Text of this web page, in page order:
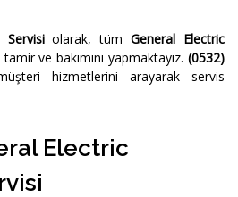
Servisiolarak, tümGeneral Electric
ve bakımını yapmaktayız. (0532)
hizmetlerini arayarak servis
Electric